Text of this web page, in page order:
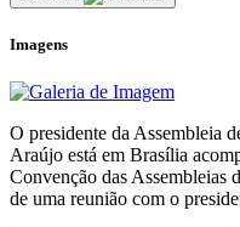
Imagens
O presidente da Assembleia
Araújo está em Brasília
Convenção das Assembleias
de uma reunião com o